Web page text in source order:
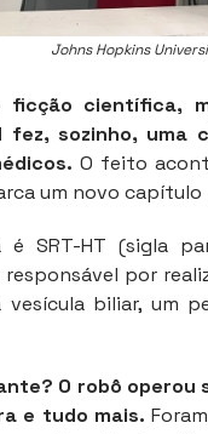
Johns Hopkins
ficção científica,
sozinho, uma
O feito
um novo
SRT-HT (sigla
responsável por
biliar, um
O robô
e tudo mais.